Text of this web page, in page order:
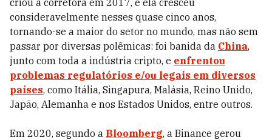
criou a corretora em 2017, e ela cresceu
consideravelmente nesses quase cinco anos,
tornando-se a maior do setor no mundo, mas não sem
passar por diversas polêmicas: foi banida da China,
junto com toda a indústria cripto, e enfrentou
problemas regulatórios e/ou legais em diversos
países, como Itália, Singapura, Malásia, Reino Unido,
Japão, Alemanha e nos Estados Unidos, entre outros.
Em 2020, segundo a Bloomberg, a Binance gerou